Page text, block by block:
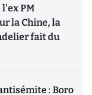
l'ex PM
la Chine, la
fait du
: Boro